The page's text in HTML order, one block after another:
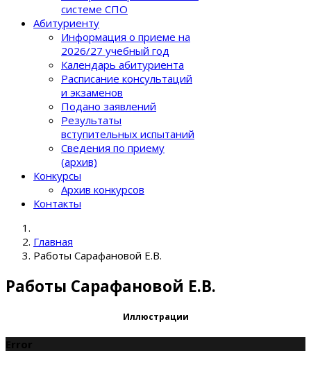
системе СПО
Абитуриенту
Информация о приеме на
2026/27 учебный год
Календарь абитуриента
Расписание консультаций
и экзаменов
Подано заявлений
Результаты
вступительных испытаний
Сведения по приему
(архив)
Конкурсы
Архив конкурсов
Контакты
Главная
Работы Сарафановой Е.В.
Работы Сарафановой Е.В.
Иллюстрации
Error